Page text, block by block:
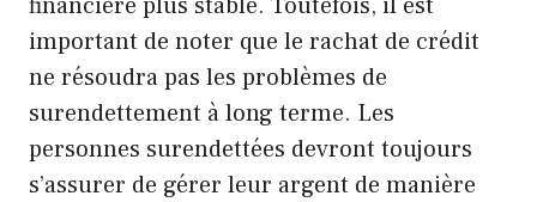
important de noter que le rachat de crédit
ne résoudra pas les problèmes de
surendettement à long terme. Les
personnes surendettées devront toujours
s’assurer de gérer leur argent de manière